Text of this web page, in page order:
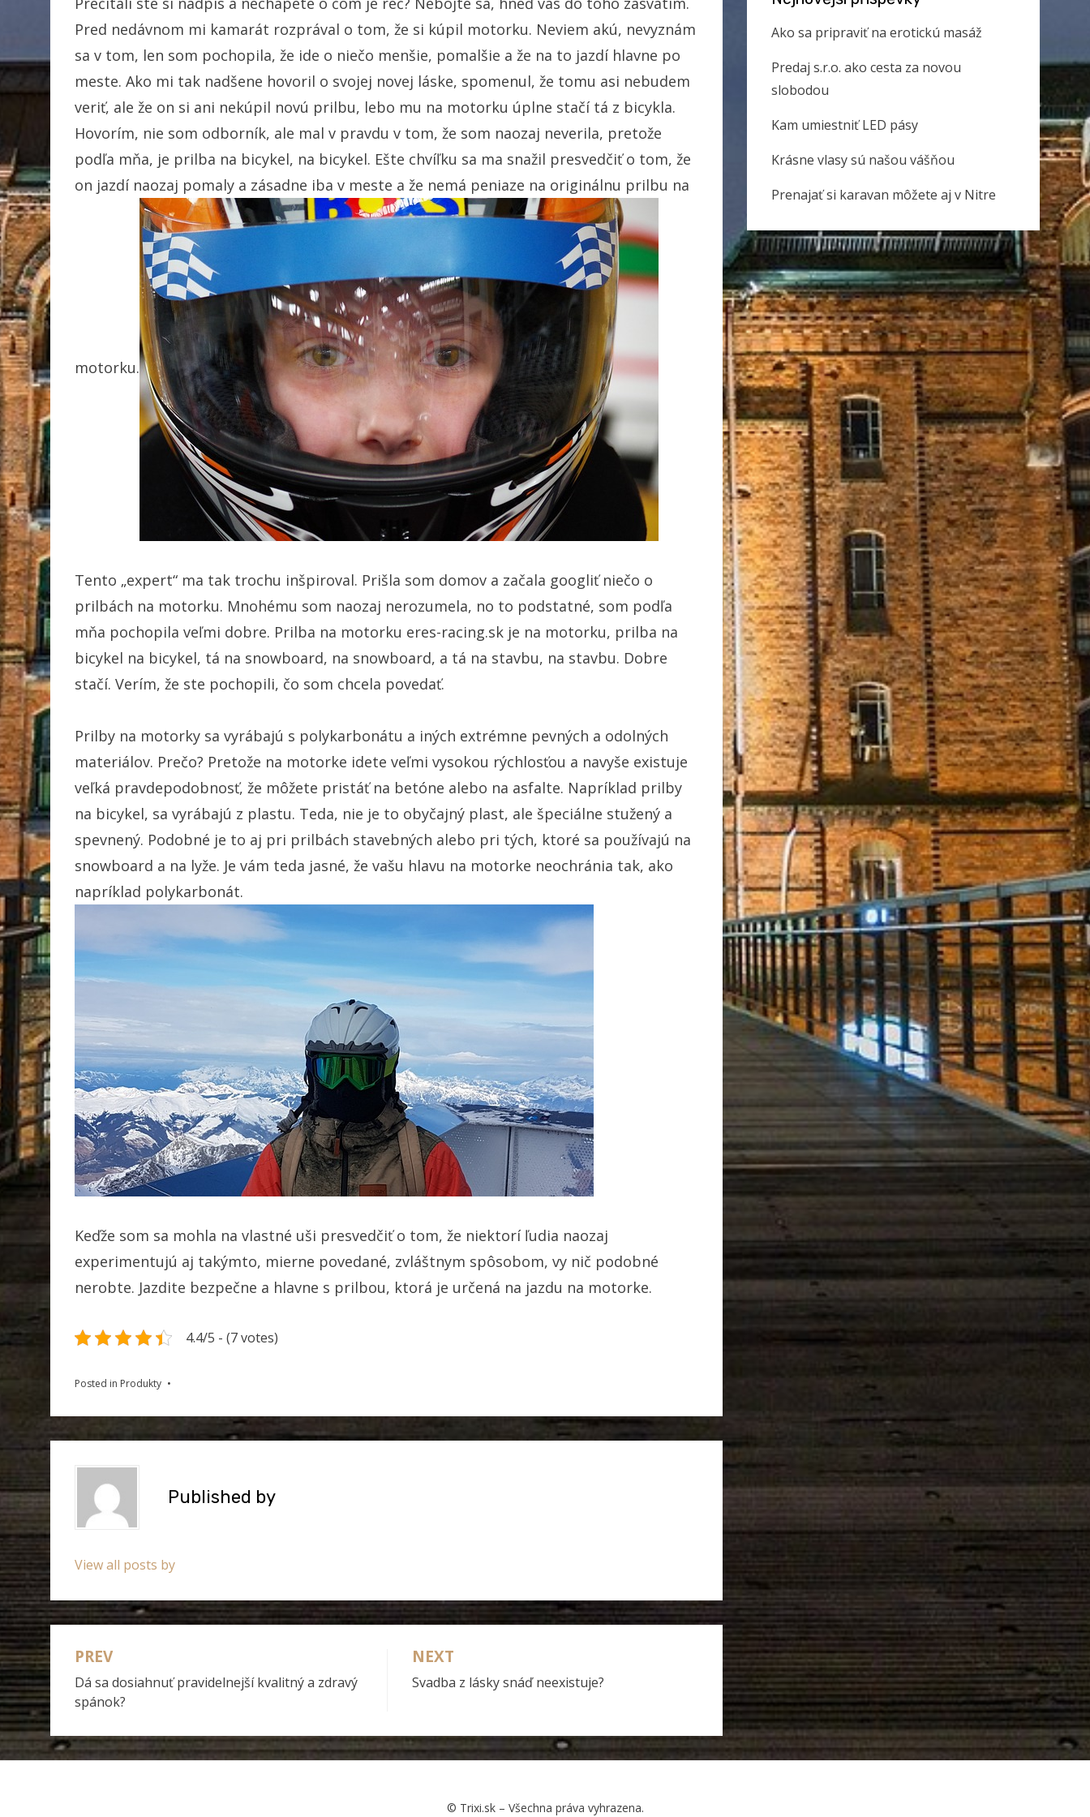
Pred nedávnom mi kamarát rozprával o tom, že si kúpil motorku. Neviem akú, nevyznám
sa v tom, len som pochopila, že ide o niečo menšie, pomalšie a že na to jazdí hlavne po
meste. Ako mi tak nadšene hovoril o svojej novej láske, spomenul, že tomu asi nebudem
veriť, ale že on si ani nekúpil novú prilbu, lebo mu na motorku úplne stačí tá z bicykla.
Hovorím, nie som odborník, ale mal v pravdu v tom, že som naozaj neverila, pretože
podľa mňa, je prilba na bicykel, na bicykel. Ešte chvíľku sa ma snažil presvedčiť o tom, že
on jazdí naozaj pomaly a zásadne iba v meste a že nemá peniaze na originálnu prilbu na
motorku.
Tento „expert“ ma tak trochu inšpiroval. Prišla som domov a začala googliť niečo o
prilbách na motorku. Mnohému som naozaj nerozumela, no to podstatné, som podľa
mňa pochopila veľmi dobre. Prilba na motorku eres-racing.sk je na motorku, prilba na
bicykel na bicykel, tá na snowboard, na snowboard, a tá na stavbu, na stavbu. Dobre
stačí. Verím, že ste pochopili, čo som chcela povedať.
Prilby na motorky sa vyrábajú s polykarbonátu a iných extrémne pevných a odolných
materiálov. Prečo? Pretože na motorke idete veľmi vysokou rýchlosťou a navyše existuje
veľká pravdepodobnosť, že môžete pristáť na betóne alebo na asfalte. Napríklad prilby
na bicykel, sa vyrábajú z plastu. Teda, nie je to obyčajný plast, ale špeciálne stužený a
spevnený. Podobné je to aj pri prilbách stavebných alebo pri tých, ktoré sa používajú na
snowboard a na lyže. Je vám teda jasné, že vašu hlavu na motorke neochránia tak, ako
napríklad polykarbonát.
Keďže som sa mohla na vlastné uši presvedčiť o tom, že niektorí ľudia naozaj
experimentujú aj takýmto, mierne povedané, zvláštnym spôsobom, vy nič podobné
nerobte. Jazdite bezpečne a hlavne s prilbou, ktorá je určená na jazdu na motorke.
4.4/5 - (7 votes)
Posted in Produkty
Published by
View all posts by
Navigace
pro
PREV
Dá sa dosiahnuť pravidelnejší kvalitný a zdravý
spánok?
NEXT
Svadba z lásky snáď neexistuje?
Ako sa pripraviť na erotickú masáž
Predaj s.r.o. ako cesta za novou
slobodou
Kam umiestniť LED pásy
Krásne vlasy sú našou vášňou
Prenajať si karavan môžete aj v Nitre
© Trixi.sk – Všechna práva vyhrazena.